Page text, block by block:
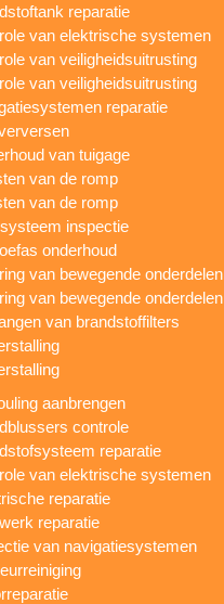
reparatie
van elektrische systemen
van veiligheidsuitrusting
van veiligheidsuitrusting
reparatie
van tuigage
van de romp
van de romp
inspectie
onderhoud
van bewegende onderdelen
van bewegende onderdelen
van brandstoffilters
aanbrengen
controle
reparatie
van elektrische systemen
reparatie
reparatie
van navigatiesystemen